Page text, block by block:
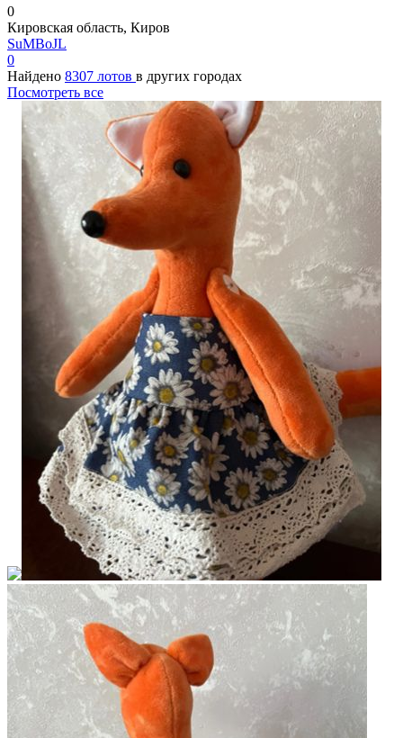
0
Кировская область, Киров
SuMBoJL
0
Найдено 8307 лотов в других городах
Посмотреть все